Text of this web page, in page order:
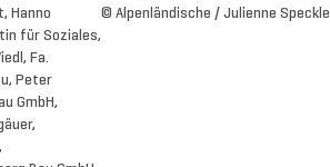
Hanno
für Soziales,
Fa.
Peter
GmbH,
© Alpenländische / Julienne Speckle